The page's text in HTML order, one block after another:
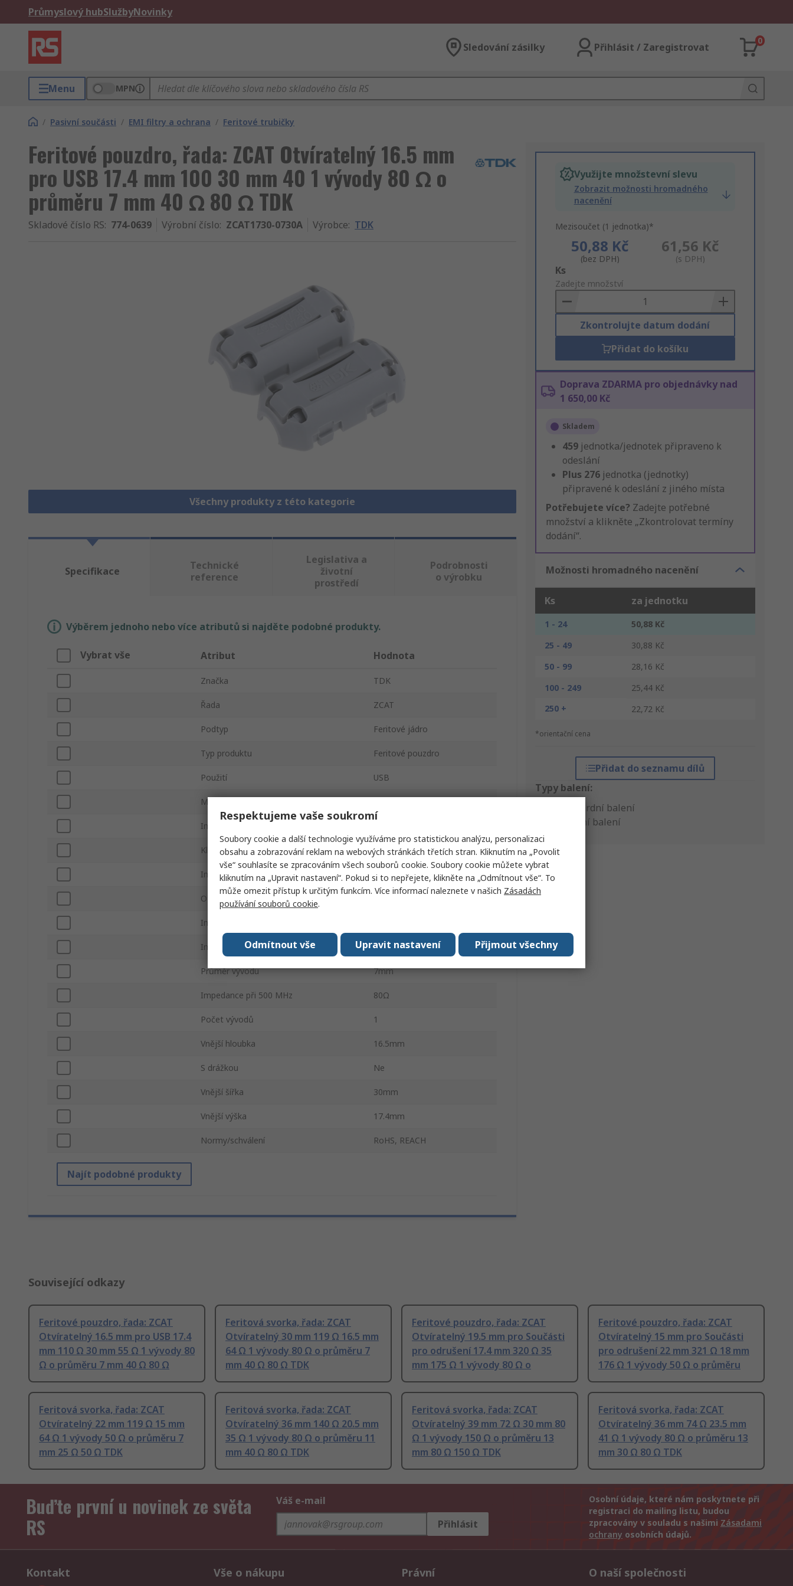
Průmyslový hubSlužbyNovinky
Sledování zásilky Přihlásit / Zaregistrovat
0
Menu MPN
/ Pasivní součásti / EMI filtry a ochrana / Feritové trubičky
Feritové pouzdro, řada: ZCAT Otvíratelný 16.5 mm
pro USB 17.4 mm 100 30 mm 40 1 vývody 80 Ω o
průměru 7 mm 40 Ω 80 Ω TDK
Skladové číslo RS: 774-0639 Výrobní číslo: ZCAT1730-0730A Výrobce: TDK
Všechny produkty z této kategorie
Využijte množstevní slevu
Zobrazit možnosti hromadného
nacenění
Mezisoučet (1 jednotka)*
50,88 Kč
(bez DPH)
61,56 Kč
(s DPH)
Add
to
Basket
Ks
Zadejte množství
Zkontrolujte datum dodání
Přidat do košíku
Doprava ZDARMA pro objednávky nad
1 650,00 Kč
Skladem
459 jednotka/jednotek připraveno k
odeslání
Plus 276 jednotka (jednotky)
připravené k odeslání z jiného místa
Potřebujete více? Zadejte potřebné
množství a klikněte „Zkontrolovat termíny
dodání“.
Možnosti hromadného nacenění
Ks za jednotku
1 - 24
50,88 Kč
25 - 49
30,88 Kč
50 - 99
28,16 Kč
100 - 249
25,44 Kč
250 +
22,72 Kč
*orientační cena
Přidat do seznamu dílů
Typy balení:
Standardní balení
Výrobní balení
Specifikace
Technické
reference
Legislativa a
životní
prostředí
Podrobnosti
o výrobku
Výběrem jednoho nebo více atributů si najděte podobné produkty.
Vybrat vše Atribut Hodnota
Značka TDK
Řada ZCAT
Podtyp Feritové jádro
Typ produktu Feritové pouzdro
Použití USB
Materiál
Impedance při 25 MHz
Klíč Ne
Impedance při 50 MHz 40Ω
Otvíratelný
Impedance při 100 MHz
Impedance při 300 MHz 80Ω
Průměr vývodu 7mm
Impedance při 500 MHz 80Ω
Počet vývodů 1
Vnější hloubka 16.5mm
S drážkou Ne
Vnější šířka 30mm
Vnější výška 17.4mm
Normy/schválení RoHS, REACH
Najít podobné produkty
Související odkazy
Feritové pouzdro, řada: ZCAT
Otvíratelný 16.5 mm pro USB 17.4
mm 110 Ω 30 mm 55 Ω 1 vývody 80
Ω o průměru 7 mm 40 Ω 80 Ω
Feritová svorka, řada: ZCAT
Otvíratelný 30 mm 119 Ω 16.5 mm
64 Ω 1 vývody 80 Ω o průměru 7
mm 40 Ω 80 Ω TDK
Feritové pouzdro, řada: ZCAT
Otvíratelný 19.5 mm pro Součásti
pro odrušení 17.4 mm 320 Ω 35
mm 175 Ω 1 vývody 80 Ω o
Feritové pouzdro, řada: ZCAT
Otvíratelný 15 mm pro Součásti
pro odrušení 22 mm 321 Ω 18 mm
176 Ω 1 vývody 50 Ω o průměru
Feritová svorka, řada: ZCAT
Otvíratelný 22 mm 119 Ω 15 mm
64 Ω 1 vývody 50 Ω o průměru 7
mm 25 Ω 50 Ω TDK
Feritová svorka, řada: ZCAT
Otvíratelný 36 mm 140 Ω 20.5 mm
35 Ω 1 vývody 80 Ω o průměru 11
mm 40 Ω 80 Ω TDK
Feritová svorka, řada: ZCAT
Otvíratelný 39 mm 72 Ω 30 mm 80
Ω 1 vývody 150 Ω o průměru 13
mm 80 Ω 150 Ω TDK
Feritová svorka, řada: ZCAT
Otvíratelný 36 mm 74 Ω 23.5 mm
41 Ω 1 vývody 80 Ω o průměru 13
mm 30 Ω 80 Ω TDK
Buďte první u novinek ze světa
RS
Váš e-mail
Přihlásit
Osobní údaje, které nám poskytnete při
registraci do mailing listu, budou
zpracovány v souladu s našimi Zásadami
ochrany osobních údajů.
Kontakt Vše o nákupu Právní O naší společnosti
Respektujeme vaše soukromí
Soubory cookie a další technologie využíváme pro statistickou analýzu, personalizaci
obsahu a zobrazování reklam na webových stránkách třetích stran. Kliknutím na „Povolit
vše“ souhlasíte se zpracováním všech souborů cookie. Soubory cookie můžete vybrat
kliknutím na „Upravit nastavení“. Pokud si to nepřejete, klikněte na „Odmítnout vše“. To
může omezit přístup k určitým funkcím. Více informací naleznete v našich Zásadách
používání souborů cookie.
Přijmout všechny
Upravit nastavení
Odmítnout vše